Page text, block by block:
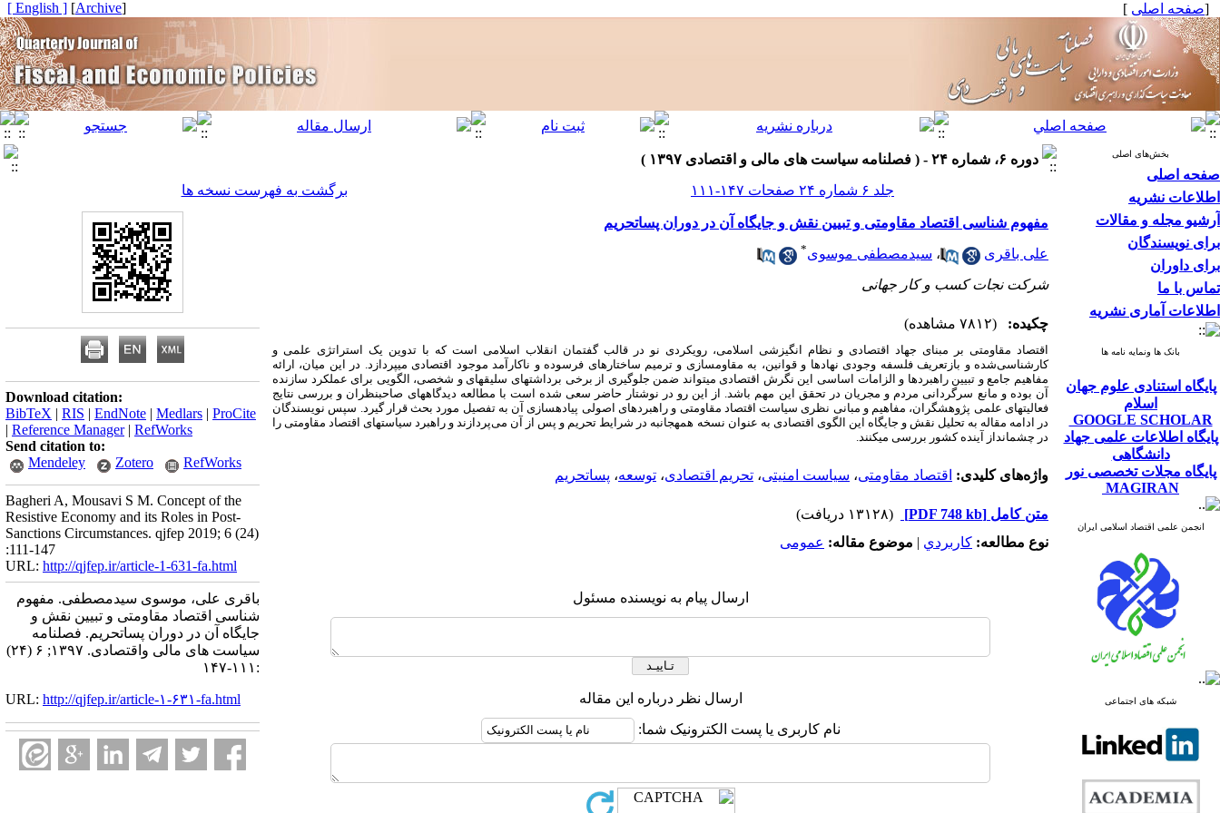
[صفحه اصلی ]
[
Archive
]
[ English ]
بخش‌های اصلی
صفحه اصلی
اطلاعات نشریه
آرشیو مجله و مقالات
برای نویسندگان
برای داوران
تماس با ما
اطلاعات آماری نشریه
بانک ها ونمایه نامه ها
پایگاه استنادی علوم جهان
اسلام
GOOGLE SCHOLAR
پایگاه اطلاعات علمی جهاد
دانشگاهی
پایگاه مجلات تخصصی نور
MAGIRAN
انجمن علمی اقتصاد اسلامی ایران
شبکه های اجتماعی
دوره ۶، شماره ۲۴ - ( فصلنامه سیاست های مالی و اقتصادی ۱۳۹۷ )
جلد ۶ شماره ۲۴ صفحات ۱۴۷-۱۱۱
برگشت به فهرست نسخه ها
مفهوم شناسی اقتصاد مقاومتی و تبیین نقش و جایگاه آن در دوران پساتحریم
علی باقری ، سیدمصطفی موسوی*
شرکت نجات کسب و کار جهانی
چکیده: (۷۸۱۲ مشاهده)
اقتصاد مقاومتی بر مبنای جهاد اقتصادی و نظام انگیزشی اسلامی، رویکردی نو در قالب گفتمان انقلاب اسلامی است که با تدوین یک استراتژی علمی و
کارشناسی‌شده و بازتعریف فلسفه وجودی نهادها و قوانین، به مقاوم­سازی و ترمیم ساختارهای فرسوده و ناکارآمد موجود اقتصادی می­پردازد. در این میان، ارائه
مفاهیم جامع و تبیین راهبردها و الزامات اساسی این نگرش اقتصادی می­تواند ضمن جلوگیری از برخی برداشت­های سلیقه­ای و شخصی، الگویی برای عملکرد سازنده
آن بوده و مانع سرگردانی مردم و مجریان در تحقق این مهم باشد. از این‌ رو در نوشتار حاضر سعی شده است با مطالعه‌ دیدگاه­های صاحب­نظران و بررسی نتایج
فعالیت­های علمی پژوهشگران، مفاهیم و مبانی نظری سیاست اقتصاد مقاومتی و راهبردهای اصولی پیاده­سازی آن به تفصیل مورد بحث قرار گیرد. سپس نویسندگان
در ادامه مقاله به تحلیل نقش و جایگاه این الگوی اقتصادی به عنوان نسخه همه­جانبه در شرایط تحریم و پس از آن می‌پردازند و راهبرد سیاست­های اقتصاد مقاومتی را
در چشم­انداز آینده کشور بررسی می­کنند.
واژه‌های کلیدی: اقتصاد مقاومتی، سیاست امنیتی، تحریم اقتصادی، توسعه، پساتحریم
متن کامل [PDF 748 kb]
(۱۳۱۲۸ دریافت)
نوع مطالعه: كاربردي | موضوع مقاله: عمومى
ارسال پیام به نویسنده مسئول
ارسال نظر درباره این مقاله
نام کاربری یا پست الکترونیک شما:
Download citation:
BibTeX | RIS | EndNote | Medlars | ProCite
| Reference Manager| RefWorks
Send citation to:
Mendeley
Zotero RefWorks
Bagheri A, Mousavi S M. Concept of the
Resistive Economy and its Roles in Post-
Sanctions Circumstances. qjfep 2019; 6 (24)
:111-147
URL: http://qjfep.ir/article-1-631-fa.html
باقری علی، موسوی سیدمصطفی. مفهوم
شناسی اقتصاد مقاومتی و تبیین نقش و
جایگاه آن در دوران پساتحریم. فصلنامه
سیاست های مالی واقتصادی. ۱۳۹۷; ۶ (۲۴)
:۱۱۱-۱۴۷
URL: http://qjfep.ir/article-۱-۶۳۱-fa.html